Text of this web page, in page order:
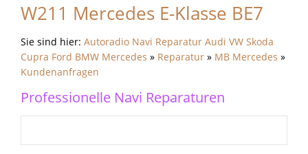
W211 Mercedes E-Klasse BE7
Sie sind hier: Autoradio Navi Reparatur Audi VW Skoda
Cupra Ford BMW Mercedes » Reparatur » MB Mercedes »
Kundenanfragen
Professionelle Navi Reparaturen